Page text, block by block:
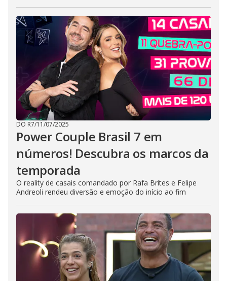
DO R7/11/07/2025
Power Couple Brasil 7 em
números! Descubra os marcos da
temporada
O reality de casais comandado por Rafa Brites e Felipe
Andreoli rendeu diversão e emoção do início ao fim